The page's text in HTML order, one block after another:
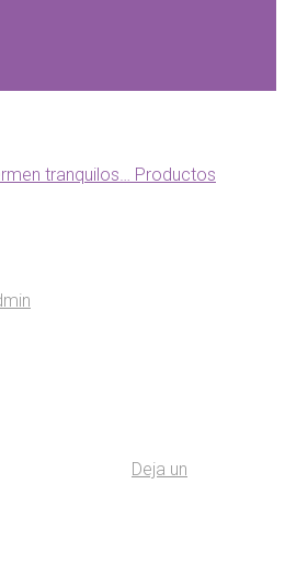
tranquilos… Productos
Deja un